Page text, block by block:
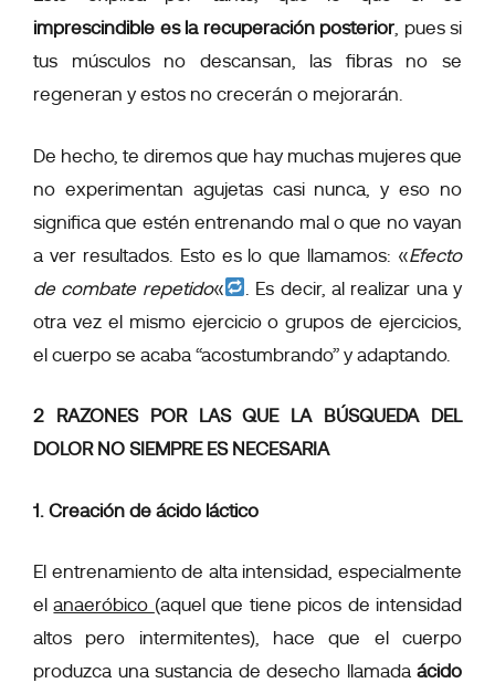
imprescindible es la recuperación posterior, pues si
tus músculos no descansan, las fibras no se
regeneran y estos no crecerán o mejorarán.
De hecho, te diremos que hay muchas mujeres que
no experimentan agujetas casi nunca, y eso no
significa que estén entrenando mal o que no vayan
a ver resultados. Esto es lo que llamamos: «Efecto
de combate repetido«
. Es decir, al realizar una y
otra vez el mismo ejercicio o grupos de ejercicios,
el cuerpo se acaba “acostumbrando” y adaptando.
2 RAZONES POR LAS QUE LA BÚSQUEDA DEL
DOLOR NO SIEMPRE ES NECESARIA
1. Creación de ácido láctico
El entrenamiento de alta intensidad, especialmente
elanaeróbico (aquel que tiene picos de intensidad
altos pero intermitentes), hace que el cuerpo
produzca una sustancia de desecho llamada ácido